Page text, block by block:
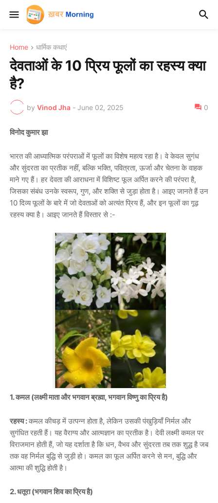
Home धार्मिक कथाएं
देवताओं के 10 प्रिय फूलों का रहस्य क्या
है?
by Vinod Jha - June 02, 2025 0
विनोद कुमार झा
भारत की आध्यात्मिक परंपराओं में फूलों का विशेष महत्व रहा है। वे केवल सुगंध
और सुंदरता का प्रतीक नहीं, बल्कि भक्ति, पवित्रता, ऊर्जा और चेतना के वाहक
माने गए हैं। हर देवता की आराधना में विशिष्ट फूल अर्पित करने की परंपरा है,
जिसका संबंध उनके स्वरूप, गुण, और शक्ति से जुड़ा होता है। आइए जानते हैं उन
10 दिव्य फूलों के बारे में जो देवताओं को अत्यंत प्रिय हैं, और इन फूलों का गूढ़
रहस्य क्या है। आइए जानते हैं विस्तार से :-
1. कमल (लक्ष्मी माता और भगवान ब्रह्मा, भगवान विष्णु का प्रिय है)
रहस्य :कमल कीचड़ में उत्पन्न होता है, लेकिन उसकी पंखुड़ियाँ निर्मल और
सुगंधित रहती हैं। यह वैराग्य और आत्मज्ञान का प्रतीक है। देवी लक्ष्मी कमल पर
विराजमान होती हैं, जो यह दर्शाता है कि धन, वैभव और सुंदरता तब तक शुद्ध है जब
तक वह निर्मल बुद्धि से जुड़ी हो। कमल का फूल अर्पित करने से मन, बुद्धि और
आत्मा की शुद्धि होती है।
2. धतूरा (भगवान शिव का प्रिय है)